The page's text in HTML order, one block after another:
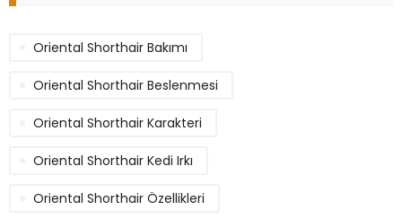
Oriental Shorthair Bakımı
Oriental Shorthair Beslenmesi
Oriental Shorthair Karakteri
Oriental Shorthair Kedi Irkı
Oriental Shorthair Özellikleri